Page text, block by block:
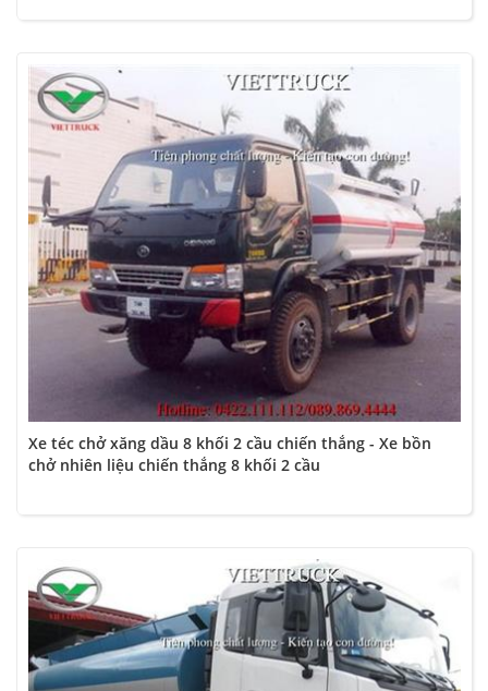
Xe téc chở xăng dầu 8 khối 2 cầu chiến thắng - Xe bồn
chở nhiên liệu chiến thắng 8 khối 2 cầu